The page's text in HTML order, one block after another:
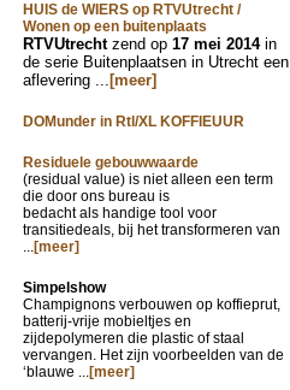
HUIS de WIERS op RTVUtrecht /
Wonen op een buitenplaats
RTVUtrechtzend op 17 mei 2014 in
de serie Buitenplaatsen in Utrecht een
aflevering ... [meer]
DOMunder in Rtl/XL KOFFIEUUR
Residuele gebouwwaarde
(residual value) is niet alleen een term
die door ons bureau is
bedacht als handige tool voor
transitiedeals, bij het transformeren van
...[meer]
Simpelshow
Champignons verbouwen op koffieprut,
batterij-vrije mobieltjes en
zijdepolymeren die plastic of staal
vervangen. Het zijn voorbeelden van de
‘blauwe ...[meer]